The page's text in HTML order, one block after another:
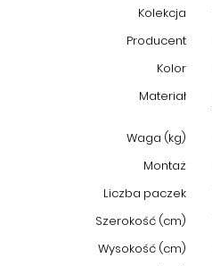
Kolekcja
Producent
Kolor
Materiał
Waga (kg)
Montaż
Liczba paczek
Szerokość (cm)
Wysokość (cm)